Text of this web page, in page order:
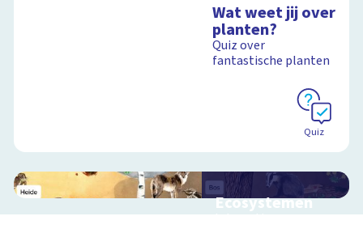
en video
Wat weet jij over
planten?
Quiz over
fantastische planten
Quiz
Ecosystemen
Interactieve